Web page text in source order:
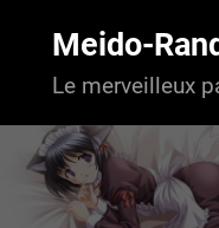
Meido-
Le merveilleux